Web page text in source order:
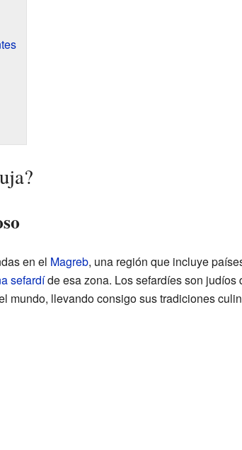
en el Magreb, una región que incluye
sefardíde esa zona. Los sefardíes son
mundo, llevando consigo sus tradiciones